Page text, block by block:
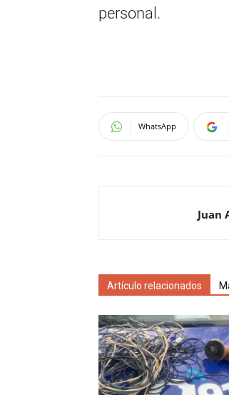
personal.
WhatsApp
Juan
Artículo relacionados